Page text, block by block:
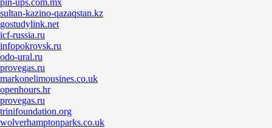
pin-ups.com.mx
sultan-kazino-qazaqstan.kz
gostudylink.net
icf-russia.ru
infopokrovsk.ru
odo-ural.ru
provegas.ru
markonelimousines.co.uk
openhours.hr
provegas.ru
trinifoundation.org
wolverhamptonparks.co.uk